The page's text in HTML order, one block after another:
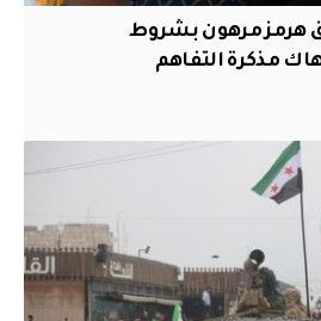
هرمز مرهون بشروط
مذكرة التفاهم